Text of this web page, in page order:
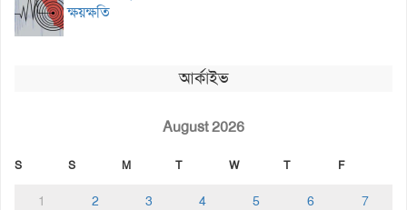
ক্ষয়ক্ষতি
আর্কাইভ
August 2026
S S M T W T F
1 2 3 4 5 6
7